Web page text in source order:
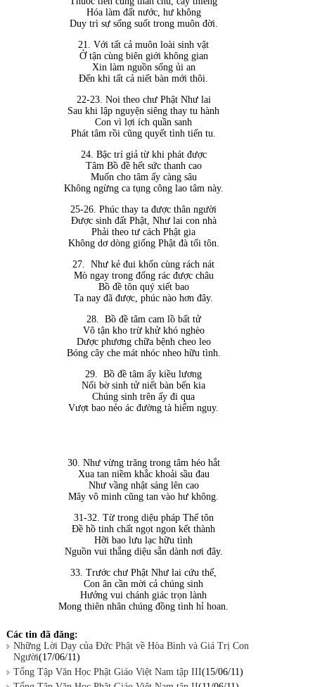
Hóa làm đất nước, hư không
Duy trì sự sống suốt trong muôn đời.
21. Với tất cả muôn loài sinh vật
Ở tận cùng biên giới không gian
Xin làm nguồn sống ủi an
Đến khi tất cả niết bàn mới thôi.
22-23. Noi theo chư Phật Như lai
Sau khi lập nguyện siêng thay tu hành
Con vì lợi ích quần sanh
Phát tâm rồi cũng quyết tình tiến tu.
24. Bậc trí giả từ khi phát được
Tâm Bồ đề hết sức thanh cao
Muốn cho tâm ấy càng sâu
Không ngừng ca tụng công lao tâm này.
25-26. Phúc thay ta được thân người
Được sinh đất Phật, Như lai con nhà
Phải theo tư cách Phật gia
Không dơ dòng giống Phật đà tối tôn.
27. Như kẻ đui khốn cùng rách nát
Mò ngay trong đống rác được châu
Bồ đề tôn quý xiết bao
Ta nay đã được, phúc nào hơn đây.
28. Bồ đề tâm cam lồ bất tử
Vô tận kho trừ khử khó nghèo
Dược phương chữa bệnh cheo leo
Bóng cây che mát nhóc nheo hữu tình.
29. Bồ đề tâm ấy kiều lương
Nối bờ sinh tử niết bàn bến kia
Chúng sinh trên ấy đi qua
Vượt bao nẻo ác đường tà hiểm nguy.
30. Như vừng trăng trong tâm héo hắt
Xua tan niềm khắc khoải sầu đau
Như vầng nhật sáng lên cao
Mây vô minh cũng tan vào hư không.
31-32. Từ trong diệu pháp Thế tôn
Đề hồ tinh chất ngọt ngon kết thành
Hỡi bao lưu lạc hữu tình
Nguồn vui thắng diệu sẵn dành nơi đây.
33. Trước chư Phật Như lai cứu thế,
Con ân cần mời cả chúng sinh
Hưởng vui chánh giác trọn lành
Mong thiên nhân chúng đồng tình hỉ hoan.
Các tin đã đăng:
Những Lời Dạy của Ðức Phật về Hòa Bình và Giá Trị Con
Người(17/06/11)
Tổng Tập Văn Học Phật Giáo Việt Nam tập III(15/06/11)